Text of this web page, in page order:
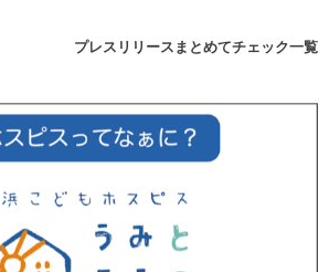
プレスリリースまとめてチェック一覧